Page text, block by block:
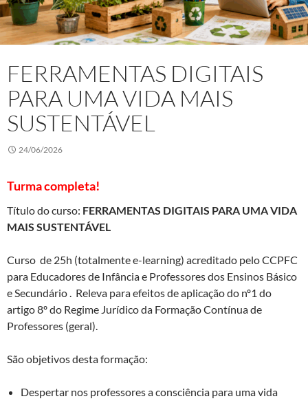
FERRAMENTAS DIGITAIS
PARA UMA VIDA MAIS
SUSTENTÁVEL
24/06/2026
Turma completa!
Título do curso: FERRAMENTAS DIGITAIS PARA UMA VIDA
MAIS SUSTENTÁVEL
Curso de 25h (totalmente e-learning) acreditado pelo CCPFC
para Educadores de Infância e Professores dos Ensinos Básico
e Secundário . Releva para efeitos de aplicação do nº1 do
artigo 8º do Regime Jurídico da Formação Contínua de
Professores (geral).
São objetivos desta formação:
Despertar nos professores a consciência para uma vida